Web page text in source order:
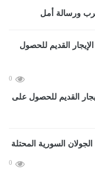
ورسالة أمل
0
القديم للحصول على
0